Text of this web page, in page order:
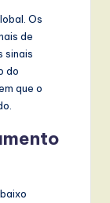
Os
de
sinais
do
que o